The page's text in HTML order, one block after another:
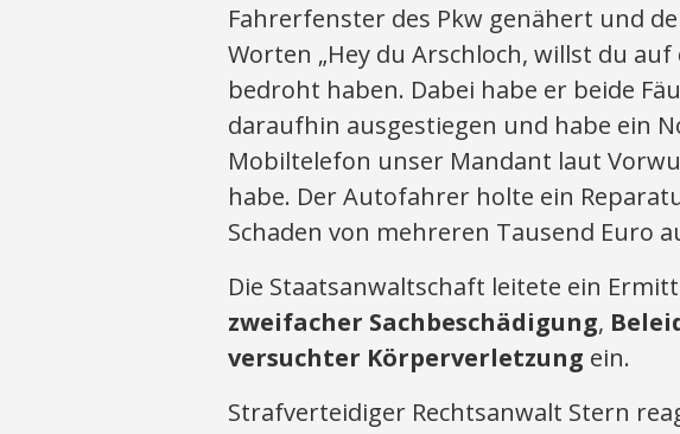
Fahrerfenster des Pkw genähert und
Worten „Hey du Arschloch, willst du auf
bedroht haben. Dabei habe er beide
daraufhin ausgestiegen und habe ein
Mobiltelefon unser Mandant laut
habe. Der Autofahrer holte ein
Schaden von mehreren Tausend Euro
Die Staatsanwaltschaft leitete ein
zweifacher Sachbeschädigung,
versuchter Körperverletzung ein.
Strafverteidiger Rechtsanwalt Stern